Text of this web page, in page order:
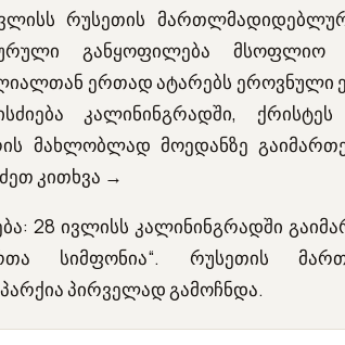
რუსეთის
განყოფილება მსოფლიო
ერთად ატარებს ეროვნული
კალინინგრადში,
მახლობლად მოედანზე
კითხვა →
28 ივლისს კალინინგრადში
სიმფონია“. რუსეთის
პირველად გამოჩნდა.